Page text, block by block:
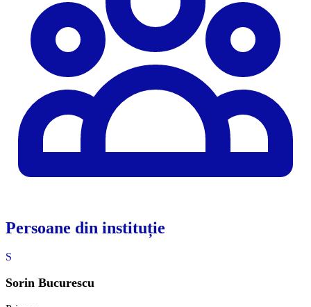
Persoane din instituție
S
Sorin Bucurescu